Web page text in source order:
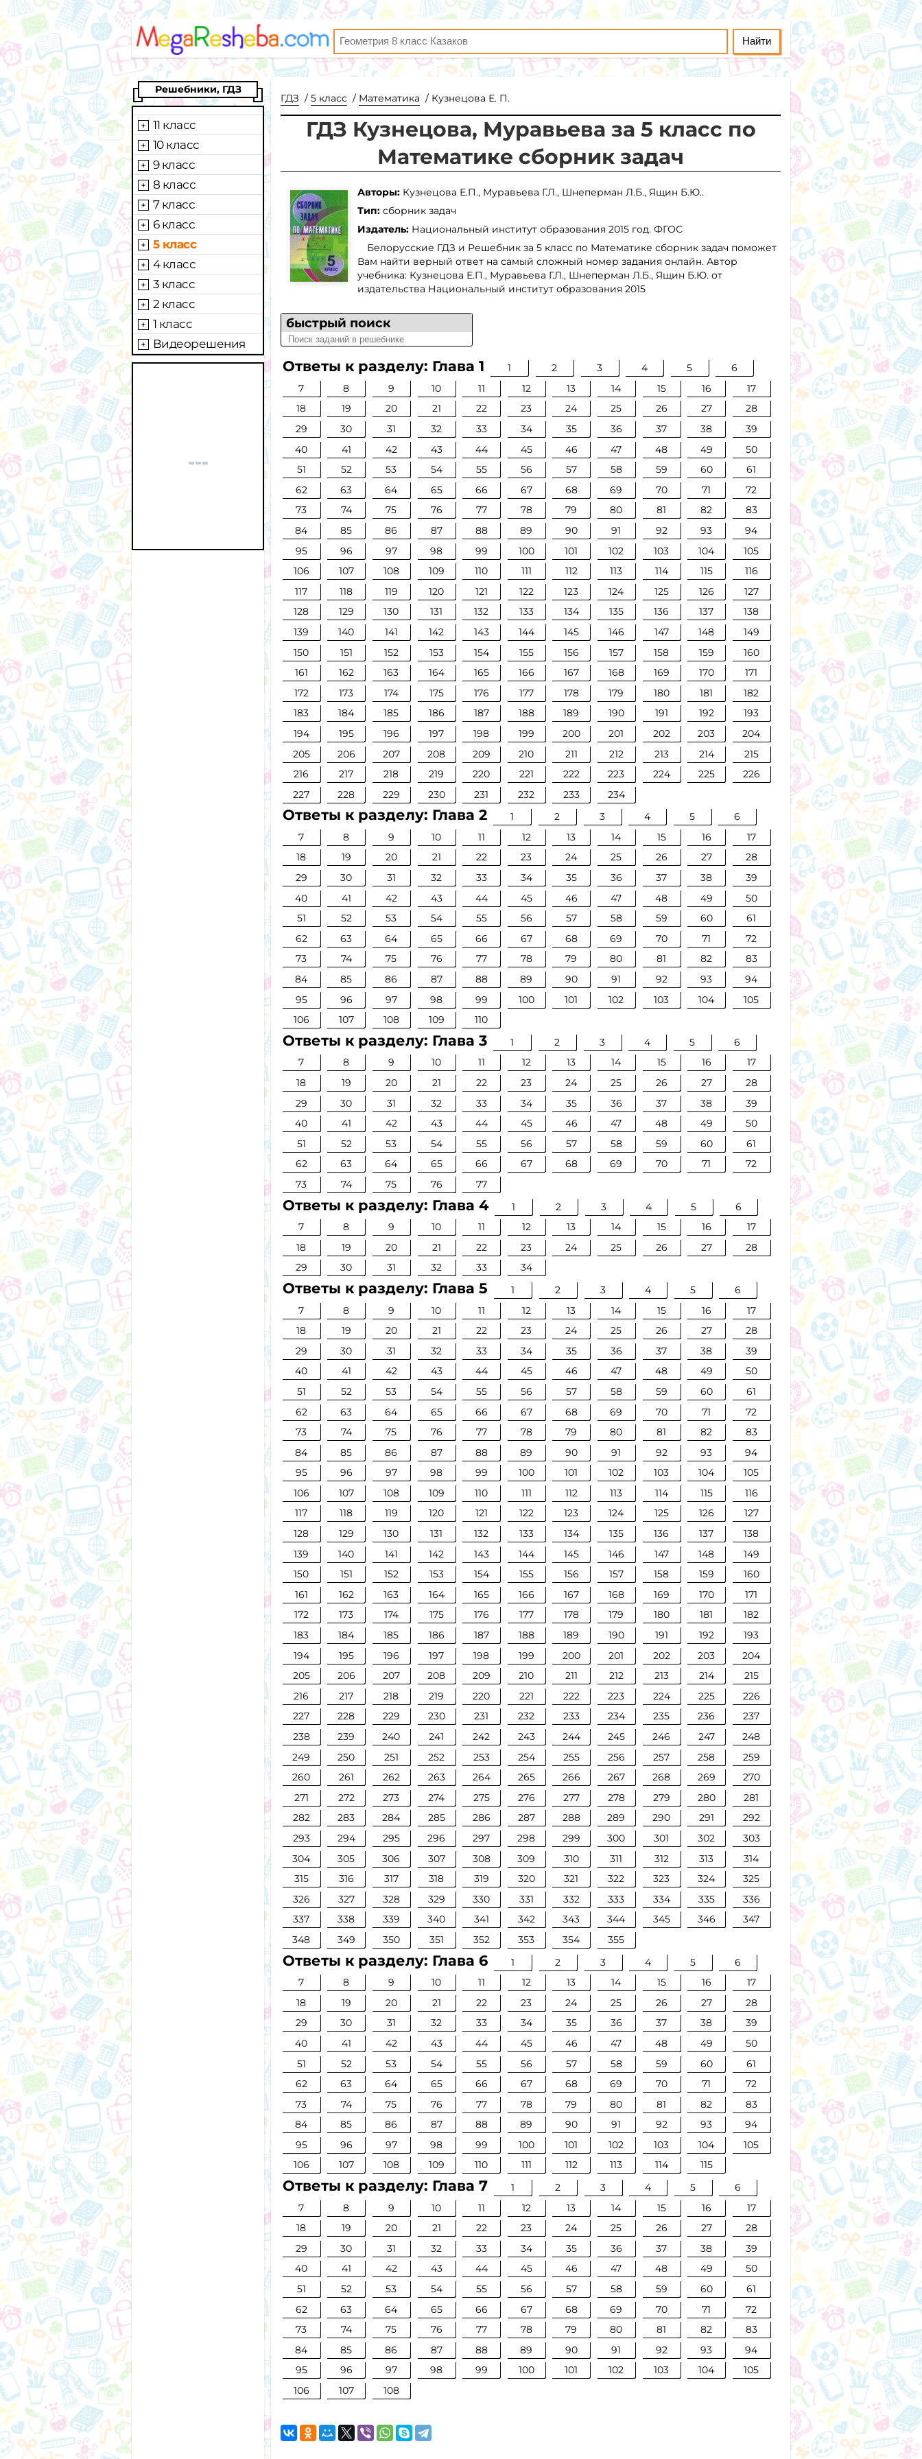
Решебники, ГДЗ
11 класс
10 класс
9 класс
8 класс
7 класс
6 класс
5 класс
4 класс
3 класс
2 класс
1 класс
Видеорешения
ГДЗ 5 класс Математика Кузнецова Е. П.
ГДЗ Кузнецова, Муравьева за 5 класс по
Математике сборник задач
Авторы: Кузнецова Е.П., Муравьева Г.Л., Шнеперман Л.Б., Ящин Б.Ю..
Тип: сборник задач
Издатель: Национальный институт образования 2015 год. ФГОС
Белорусские ГДЗ и Решебник за 5 класс по Математике сборник задач поможет
Вам найти верный ответ на самый сложный номер задания онлайн. Автор
учебника: Кузнецова Е.П., Муравьева Г.Л., Шнеперман Л.Б., Ящин Б.Ю. от
издательства Национальный институт образования 2015
быстрый поиск
Ответы к разделу: Глава 1 1 2 3 4 5
6
7
8 9 10 11 12 13 14 15 16
17
18
19 20 21 22 23 24 25 26 27
28
29
30 31 32 33 34 35 36 37 38
39
40
41 42 43 44 45 46 47 48 49
50
51
52 53 54 55 56 57 58 59 60
61
62
63 64 65 66 67 68 69 70 71
72
73
74 75 76 77 78 79 80 81 82
83
84
85 86 87 88 89 90 91 92 93
94
95
96 97 98 99 100 101 102 103 104
105
106
107 108 109 110 111 112 113 114 115
116
117
118 119 120 121 122 123 124 125 126
127
128
129 130 131 132 133 134 135 136 137
138
139
140 141 142 143 144 145 146 147 148
149
150
151 152 153 154 155 156 157 158 159
160
161
162 163 164 165 166 167 168 169 170
171
172
173 174 175 176 177 178 179 180 181
182
183
184 185 186 187 188 189 190 191 192
193
194
195 196 197 198 199 200 201 202 203
204
205
206 207 208 209 210 211 212 213 214
215
216
217 218 219 220 221 222 223 224 225
226
227
228 229 230 231 232 233 234
Ответы к разделу: Глава 2 1 2 3 4 5
6
7
8 9 10 11 12 13 14 15 16
17
18
19 20 21 22 23 24 25 26 27
28
29
30 31 32 33 34 35 36 37 38
39
40
41 42 43 44 45 46 47 48 49
50
51
52 53 54 55 56 57 58 59 60
61
62
63 64 65 66 67 68 69 70 71
72
73
74 75 76 77 78 79 80 81 82
83
84
85 86 87 88 89 90 91 92 93
94
95
96 97 98 99 100 101 102 103 104
105
106
107 108 109 110
Ответы к разделу: Глава 3 1 2 3 4 5
6
7
8 9 10 11 12 13 14 15 16
17
18
19 20 21 22 23 24 25 26 27
28
29
30 31 32 33 34 35 36 37 38
39
40
41 42 43 44 45 46 47 48 49
50
51
52 53 54 55 56 57 58 59 60
61
62
63 64 65 66 67 68 69 70 71
72
73
74 75 76 77
Ответы к разделу: Глава 4 1 2 3 4 5
6
7
8 9 10 11 12 13 14 15 16
17
18
19 20 21 22 23 24 25 26 27
28
29
30 31 32 33 34
Ответы к разделу: Глава 5 1 2 3 4 5
6
7
8 9 10 11 12 13 14 15 16
17
18
19 20 21 22 23 24 25 26 27
28
29
30 31 32 33 34 35 36 37 38
39
40
41 42 43 44 45 46 47 48 49
50
51
52 53 54 55 56 57 58 59 60
61
62
63 64 65 66 67 68 69 70 71
72
73
74 75 76 77 78 79 80 81 82
83
84
85 86 87 88 89 90 91 92 93
94
95
96 97 98 99 100 101 102 103 104
105
106
107 108 109 110 111 112 113 114 115
116
117
118 119 120 121 122 123 124 125 126
127
128
129 130 131 132 133 134 135 136 137
138
139
140 141 142 143 144 145 146 147 148
149
150
151 152 153 154 155 156 157 158 159
160
161
162 163 164 165 166 167 168 169 170
171
172
173 174 175 176 177 178 179 180 181
182
183
184 185 186 187 188 189 190 191 192
193
194
195 196 197 198 199 200 201 202 203
204
205
206 207 208 209 210 211 212 213 214
215
216
217 218 219 220 221 222 223 224 225
226
227
228 229 230 231 232 233 234 235 236
237
238
239 240 241 242 243 244 245 246 247
248
249
250 251 252 253 254 255 256 257 258
259
260
261 262 263 264 265 266 267 268 269
270
271
272 273 274 275 276 277 278 279 280
281
282
283 284 285 286 287 288 289 290 291
292
293
294 295 296 297 298 299 300 301 302
303
304
305 306 307 308 309 310 311 312 313
314
315
316 317 318 319 320 321 322 323 324
325
326
327 328 329 330 331 332 333 334 335
336
337
338 339 340 341 342 343 344 345 346
347
348
349 350 351 352 353 354 355
Ответы к разделу: Глава 6 1 2 3 4 5
6
7
8 9 10 11 12 13 14 15 16
17
18
19 20 21 22 23 24 25 26 27
28
29
30 31 32 33 34 35 36 37 38
39
40
41 42 43 44 45 46 47 48 49
50
51
52 53 54 55 56 57 58 59 60
61
62
63 64 65 66 67 68 69 70 71
72
73
74 75 76 77 78 79 80 81 82
83
84
85 86 87 88 89 90 91 92 93
94
95
96 97 98 99 100 101 102 103 104
105
106
107 108 109 110 111 112 113 114 115
Ответы к разделу: Глава 7 1 2 3 4 5
6
7
8 9 10 11 12 13 14 15 16
17
18
19 20 21 22 23 24 25 26 27
28
29
30 31 32 33 34 35 36 37 38
39
40
41 42 43 44 45 46 47 48 49
50
51
52 53 54 55 56 57 58 59 60
61
62
63 64 65 66 67 68 69 70 71
72
73
74 75 76 77 78 79 80 81 82
83
84
85 86 87 88 89 90 91 92 93
94
95
96 97 98 99 100 101 102 103 104
105
106
107 108